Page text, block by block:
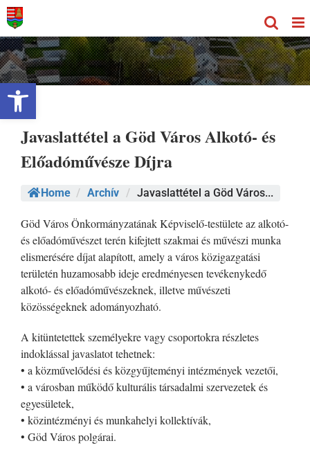
Eszköztár megnyitása
Kihagyás
Javaslattétel a Göd Város Alkotó- és
Előadóművésze Díjra
Home / Archív / Javaslattétel a Göd Város...
Göd Város Önkormányzatának Képviselő-testülete az alkotó-
és előadóművészet terén kifejtett szakmai és művészi munka
elismerésére díjat alapított, amely a város közigazgatási
területén huzamosabb ideje eredményesen tevékenykedő
alkotó- és előadóművészeknek, illetve művészeti
közösségeknek adományozható.
A kitüntetettek személyekre vagy csoportokra részletes
indoklással javaslatot tehetnek:
• a közművelődési és közgyűjteményi intézmények vezetői,
• a városban működő kulturális társadalmi szervezetek és
egyesületek,
• közintézményi és munkahelyi kollektívák,
• Göd Város polgárai.